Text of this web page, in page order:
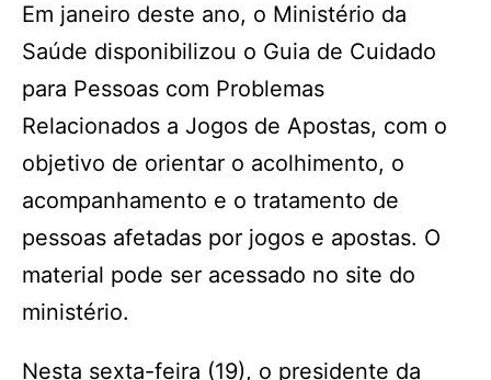
Em janeiro deste ano, o Ministério da
Saúde disponibilizou o Guia de Cuidado
para Pessoas com Problemas
Relacionados a Jogos de Apostas, com o
objetivo de orientar o acolhimento, o
acompanhamento e o tratamento de
pessoas afetadas por jogos e apostas. O
material pode ser acessado no site do
ministério.
Nesta sexta-feira (19), o presidente da